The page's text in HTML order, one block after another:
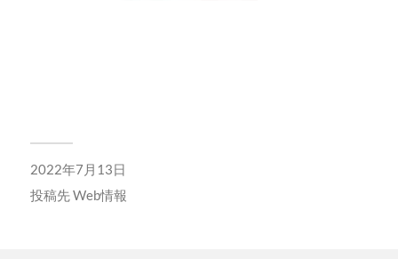
2022年7月13日
投稿先Web情報